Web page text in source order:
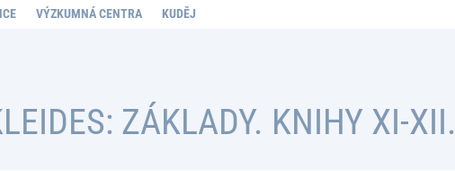
VÝZKUMNÁ CENTRA KUDĚJ
ZÁKLADY. KNIHY XI-XII.